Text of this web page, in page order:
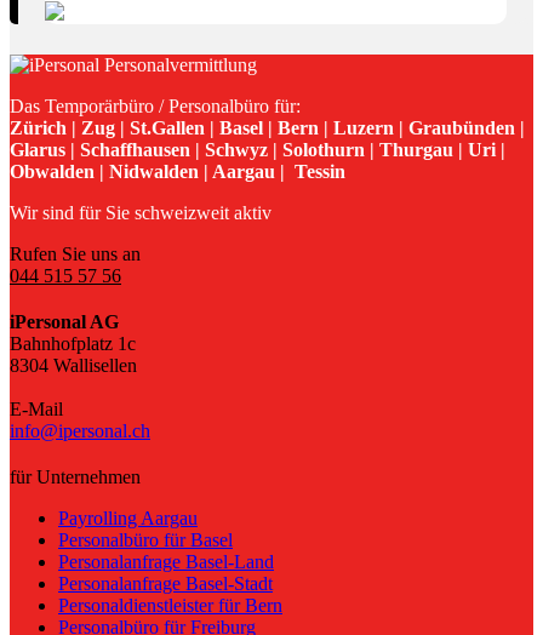
Das Temporärbüro / Personalbüro für:
Zürich | Zug | St.Gallen | Basel | Bern | Luzern | Graubünden |
Glarus | Schaffhausen | Schwyz | Solothurn | Thurgau | Uri |
Obwalden | Nidwalden | Aargau | Tessin
Wir sind für Sie schweizweit aktiv
Rufen Sie uns an
044 515 57 56
iPersonal AG
Bahnhofplatz 1c
8304 Wallisellen
E-Mail
info@ipersonal.ch
für Unternehmen
Payrolling Aargau
Personalbüro für Basel
Personalanfrage Basel-Land
Personalanfrage Basel-Stadt
Personaldienstleister für Bern
Personalbüro für Freiburg